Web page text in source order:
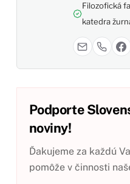
Filozofická
katedra
Podporte
noviny!
Ďakujeme za každú
pomôže v činnosti